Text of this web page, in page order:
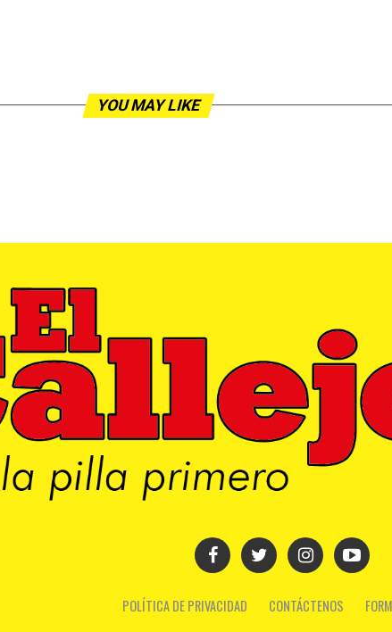
YOU MAY LIKE
POLÍTICA DE PRIVACIDAD CONTÁCTENOS